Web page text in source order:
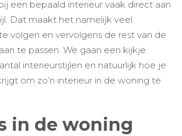
een bepaald interieur vaak direct aan
Dat maakt het namelijk veel
volgen en vervolgens de rest van de
te passen. We gaan een kijkje
interieurstijlen en natuurlijk hoe je
om zo’n interieur in de woning te
in de woning